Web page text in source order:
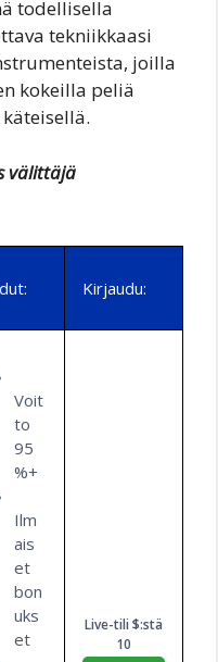
todellisella
tekniikkaasi
joilla
kokeilla peliä
välittäjä
Kirjaudu:
Voit
to
95
%+
Ilm
ais
et
bon
uks
et
Live-tili $:stä
10